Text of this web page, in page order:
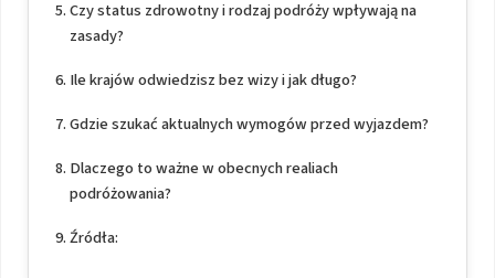
Czy status zdrowotny i rodzaj podróży wpływają na
zasady?
Ile krajów odwiedzisz bez wizy i jak długo?
Gdzie szukać aktualnych wymogów przed wyjazdem?
Dlaczego to ważne w obecnych realiach
podróżowania?
Źródła: